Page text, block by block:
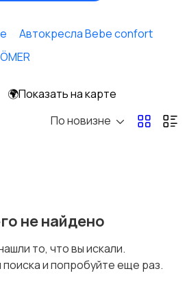
Товары для мам
Автокресла Bebe confort
🌍Показать на карте
По новизне
не найдено
то, что вы искали.
и попробуйте еще раз.